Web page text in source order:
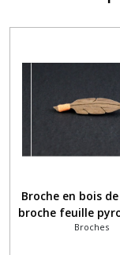
Broche en bois
broche feuille
et fil orange pour
Broches